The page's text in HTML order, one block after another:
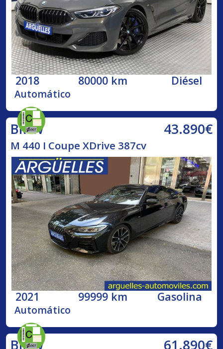
2018 80000 km Diésel
Automático
BMW 43.890€
M 440 I Coupe XDrive 387cv
2021 99999 km Gasolina
Automático
BMW 61.890€